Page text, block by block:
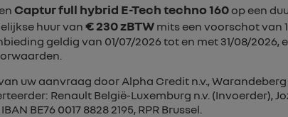
Captur full hybrid E-Tech techno 160op een
huur van € 230 zBTW mits een voorschot van
geldig van 01/07/2026 tot en met 31/08/2026,
uw aanvraag door Alpha Credit n.v., Warandeberg
Renault België-Luxemburg n.v. (Invoerder),
BE76 0017 8828 2195, RPR Brussel.